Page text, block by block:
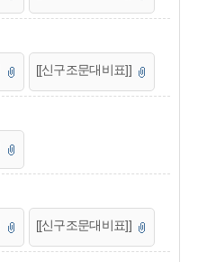
[[신구조문대비표]]
[[신구조문대비표]]